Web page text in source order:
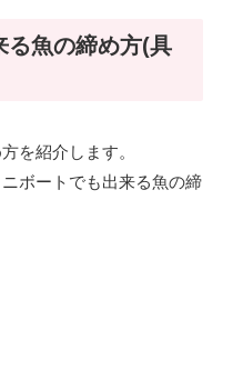
る魚の締め方(具
を紹介します。
ボートでも出来る魚の締